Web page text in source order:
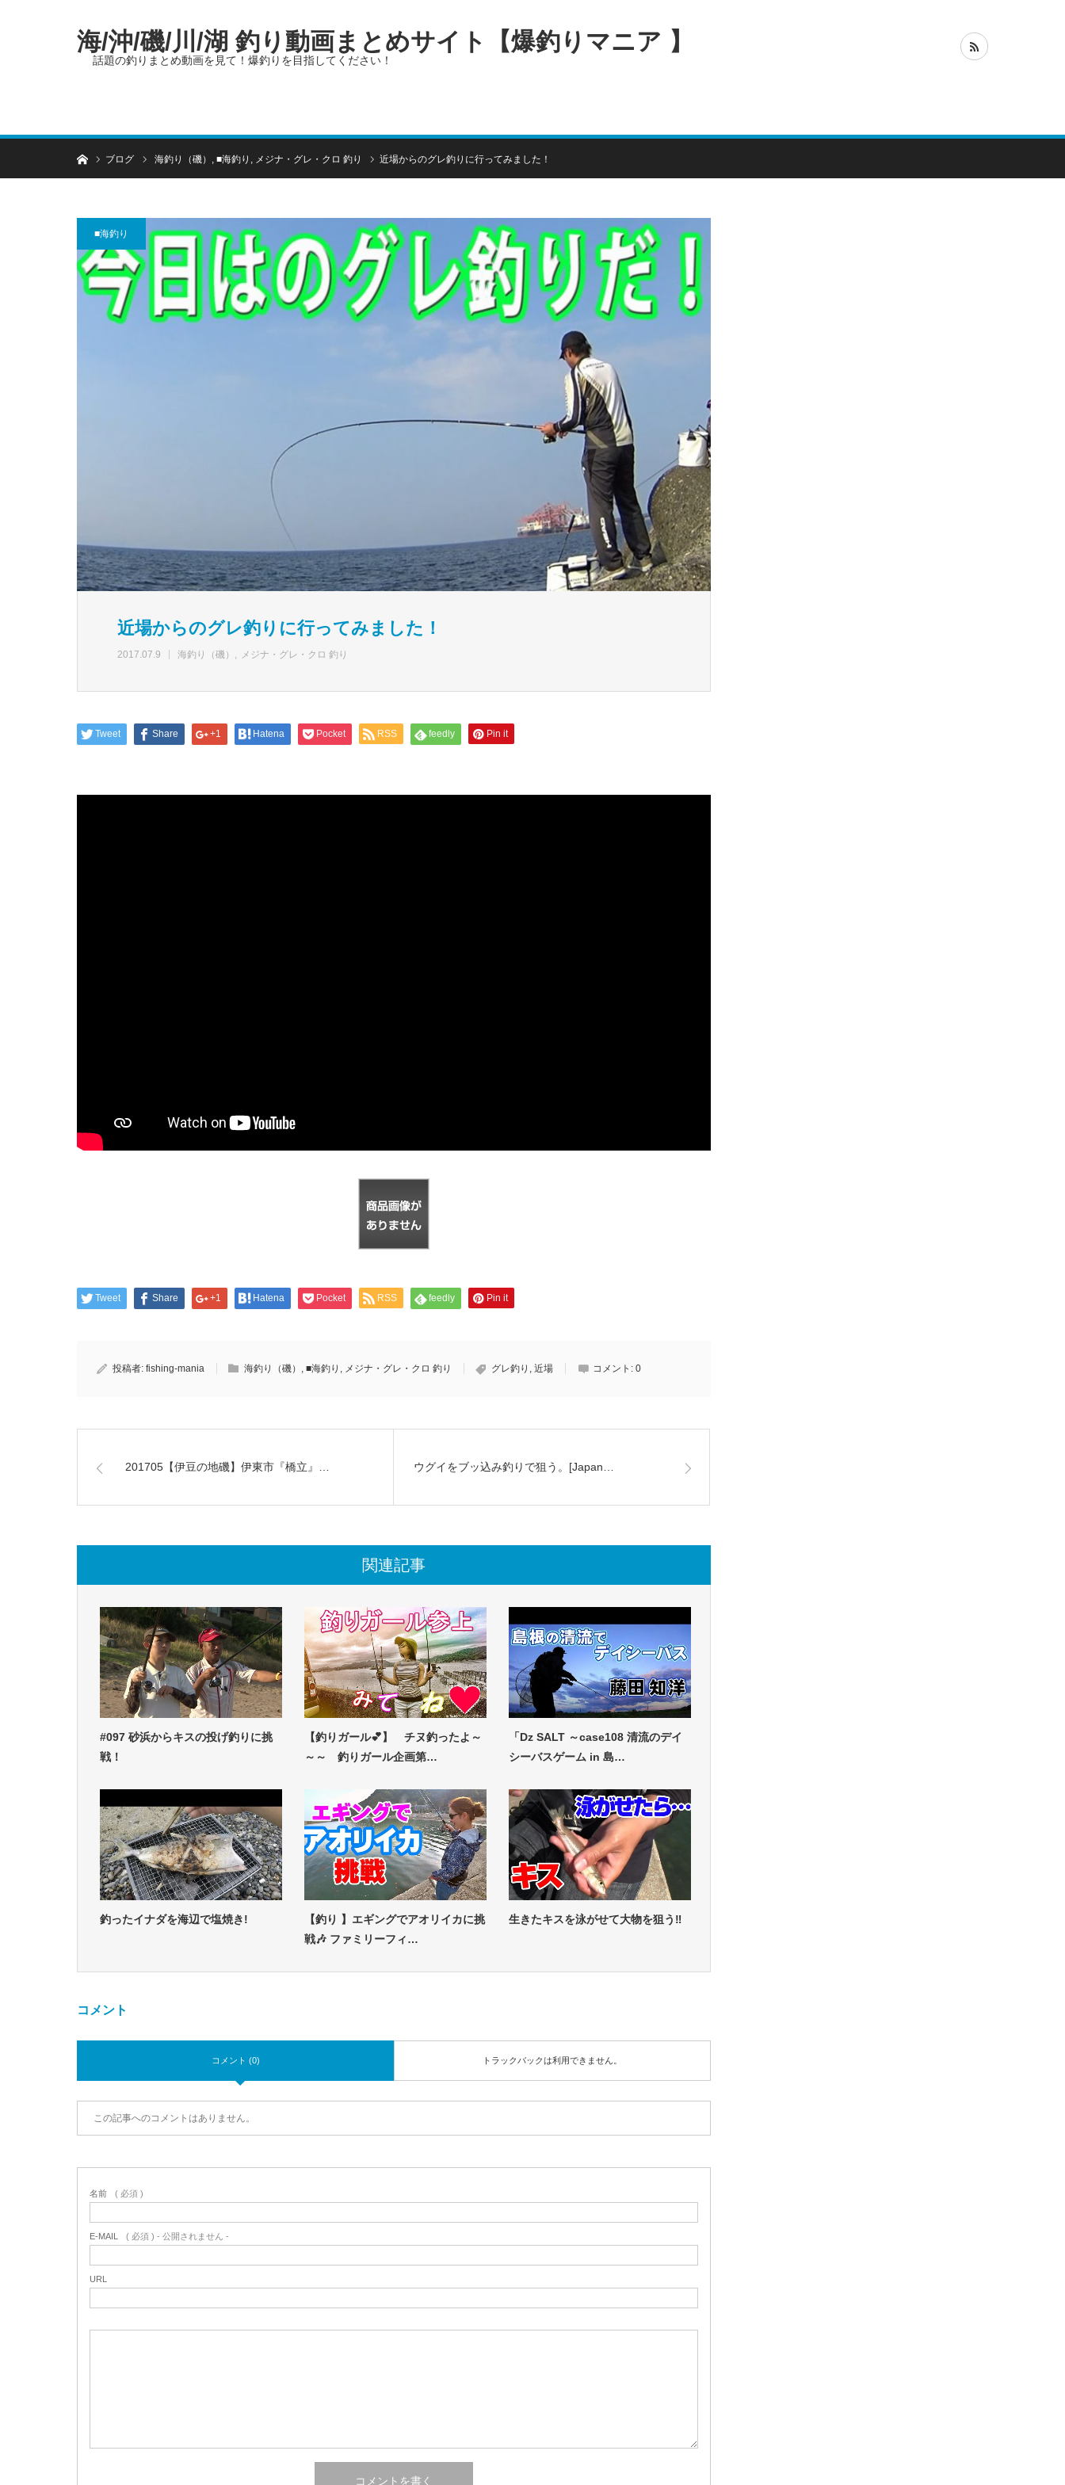
海/沖/磯/川/湖 釣り動画まとめサイト【爆釣りマニア 】
話題の釣りまとめ動画を見て！爆釣りを目指してください！
ホームブログ 海釣り（磯） , ■海釣り , メジナ・グレ・クロ 釣り 近場からのグレ釣りに行ってみました！
■海釣り
近場からのグレ釣りに行ってみました！
2017.07.9 海釣り（磯） メジナ・グレ・クロ 釣り
Tweet Share +1 Hatena Pocket RSS feedly Pin it
Tweet Share +1 Hatena Pocket RSS feedly Pin it
投稿者: fishing-mania 海釣り（磯） , ■海釣り , メジナ・グレ・クロ 釣り グレ釣り , 近場 コメント: 0
201705【伊豆の地磯】伊東市『橋立』… ウグイをブッ込み釣りで狙う。[Japan…
関連記事
#097 砂浜からキスの投げ釣りに挑
戦！
【釣りガール💕】 チヌ釣ったよ～
～～ 釣りガール企画第…
「Dz SALT ～case108 清流のデイ
シーバスゲーム in 島…
釣ったイナダを海辺で塩焼き!
【釣り 】エギングでアオリイカに挑
戦🎶 ファミリーフィ…
生きたキスを泳がせて大物を狙う‼
コメント
コメント (0) トラックバックは利用できません。
この記事へのコメントはありません。
名前 ( 必須 )
E-MAIL ( 必須 ) - 公開されません -
URL